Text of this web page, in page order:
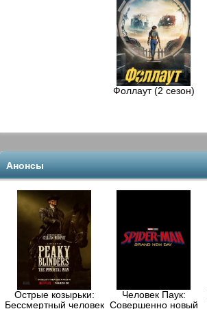
Фоллаут (2 сезон)
Анонсы
Острые козырьки:
Бессмертный человек
Человек Паук:
Совершенно новый